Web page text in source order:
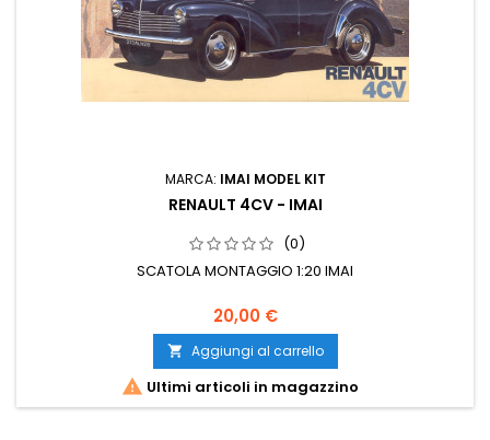
MARCA: IMAI MODEL KIT
RENAULT 4CV - IMAI
(0)
SCATOLA MONTAGGIO 1:20 IMAI
20,00 €
 Aggiungi al carrello
 Ultimi articoli in magazzino